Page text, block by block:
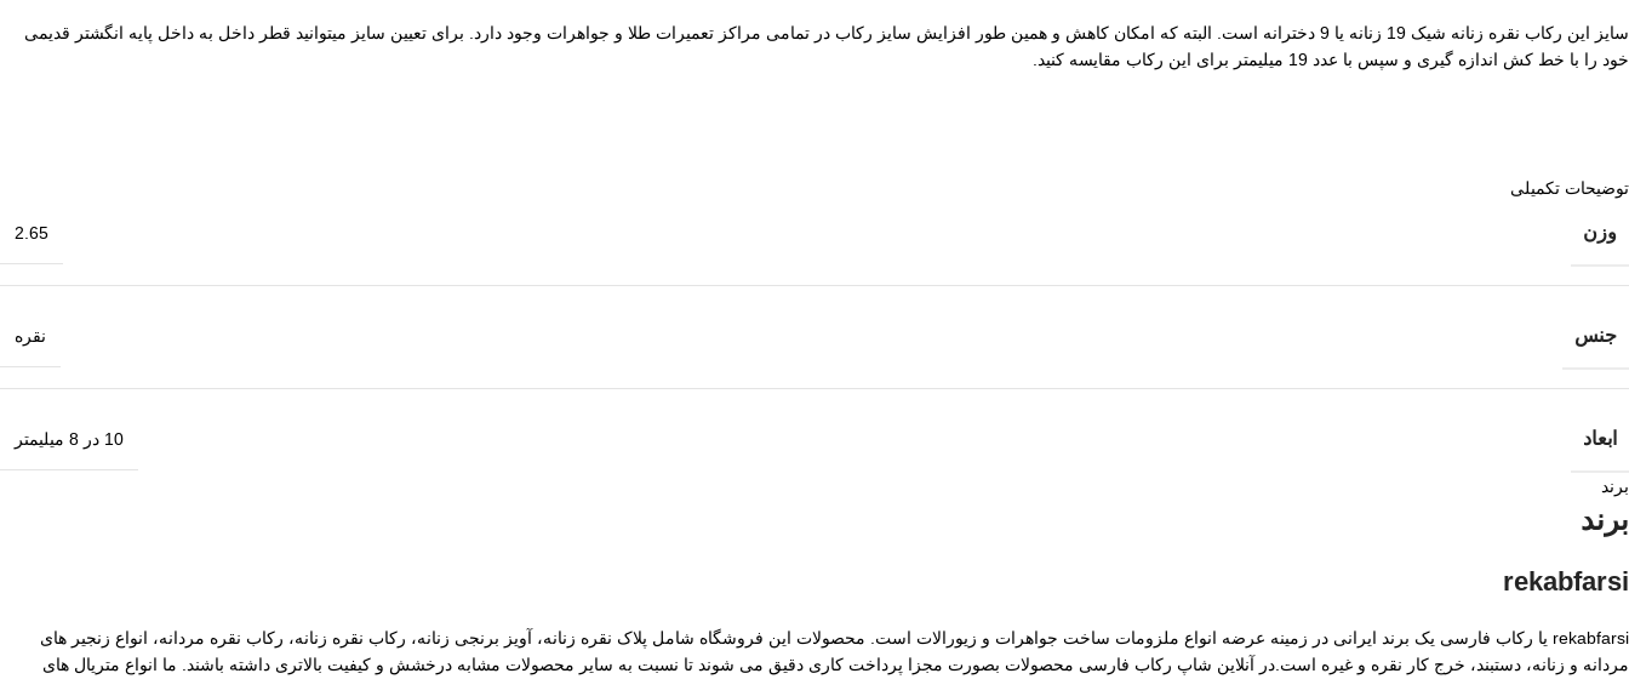
سایز این رکاب نقره زنانه شیک 19 زنانه یا 9 دخترانه است. البته که امکان کاهش و همین طور افزایش سایز رکاب در تمامی مراکز تعمیرات طلا و جواهرات وجود دارد. برای تعیین سایز میتوانید قطر داخل به داخل پایه انگشتر قدیمی
خود را با خط کش اندازه گیری و سپس با عدد 19 میلیمتر برای این رکاب مقایسه کنید.
توضیحات تکمیلی
وزن 2.65
جنس نقره
ابعاد 10 در 8 میلیمتر
برند
برند
rekabfarsi
rekabfarsi یا رکاب فارسی یک برند ایرانی در زمینه عرضه انواع ملزومات ساخت جواهرات و زیورالات است. محصولات این فروشگاه شامل پلاک نقره زنانه، آویز برنجی زنانه، رکاب نقره زنانه، رکاب نقره مردانه، انواع زنجیر های
مردانه و زنانه، دستبند، خرج کار نقره و غیره است.در آنلاین شاپ رکاب فارسی محصولات بصورت مجزا پرداخت کاری دقیق می شوند تا نسبت به سایر محصولات مشابه درخشش و کیفیت بالاتری داشته باشند. ما انواع متریال های